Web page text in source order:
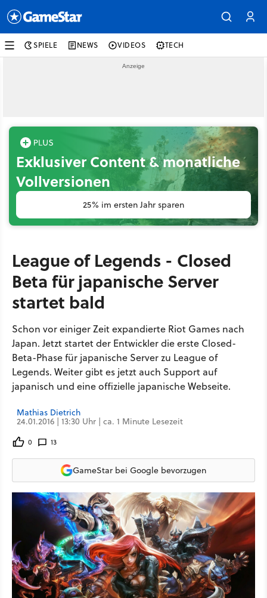
SPIELE NEWS VIDEOS TECH
Exklusiver Content & monatliche
Vollversionen
25% im ersten Jahr sparen
League of Legends - Closed
Beta für japanische Server
startet bald
Schon vor einiger Zeit expandierte Riot Games nach
Japan. Jetzt startet der Entwickler die erste Closed-
Beta-Phase für japanische Server zu League of
Legends. Weiter gibt es jetzt auch Support auf
japanisch und eine offizielle japanische Webseite.
Mathias Dietrich
24.01.2016 | 13:30 Uhr | ca. 1 Minute Lesezeit
0 13
GameStar bei Google bevorzugen